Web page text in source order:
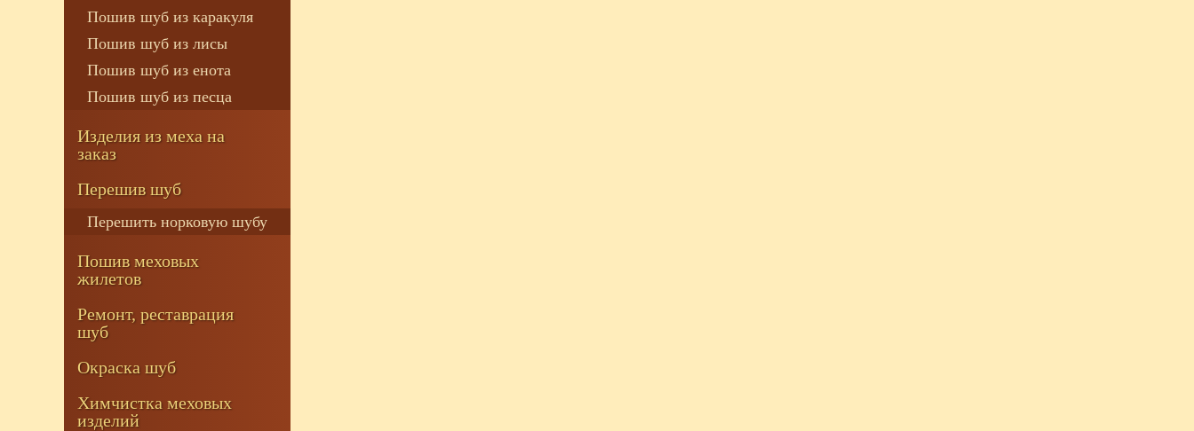
Пошив шуб из каракуля
Пошив шуб из лисы
Пошив шуб из енота
Пошив шуб из песца
Изделия из меха на
заказ
Перешив шуб
Перешить норковую шубу
Пошив меховых
жилетов
Ремонт, реставрация
шуб
Окраска шуб
Химчистка меховых
изделий